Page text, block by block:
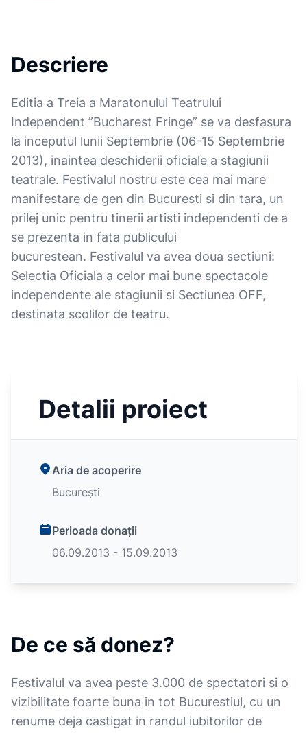
Descriere
Editia a Treia a Maratonului Teatrului
Independent ”Bucharest Fringe” se va desfasura
la inceputul lunii Septembrie (06-15 Septembrie
2013), inaintea deschiderii oficiale a stagiunii
teatrale. Festivalul nostru este cea mai mare
manifestare de gen din Bucuresti si din tara, un
prilej unic pentru tinerii artisti independenti de a
se prezenta in fata publicului
bucurestean. Festivalul va avea doua sectiuni:
Selectia Oficiala a celor mai bune spectacole
independente ale stagiunii si Sectiunea OFF,
destinata scolilor de teatru.
Detalii proiect
Aria de acoperire
București
Perioada donații
06.09.2013 - 15.09.2013
De ce să donez?
Festivalul va avea peste 3.000 de spectatori si o
vizibilitate foarte buna in tot Bucurestiul, cu un
renume deja castigat in randul iubitorilor de